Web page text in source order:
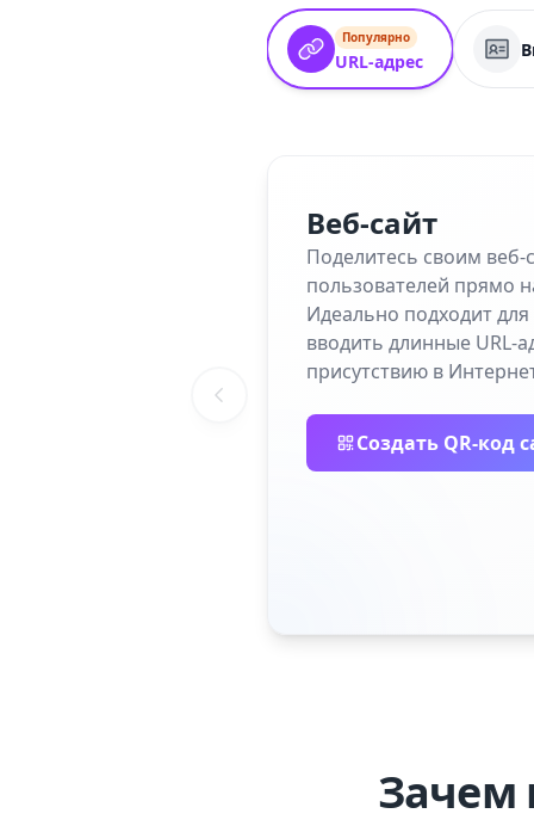
Популярно
URL-адрес
Веб-сайт
Поделитесь своим
пользователей прямо
Идеально подходит
вводить длинные URL-
присутствию в
Создать QR-код
Зачем